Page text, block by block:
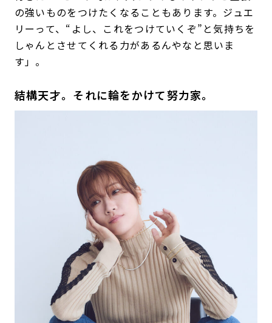
の強いものをつけたくなることもあります。ジュエ
リーって、“よし、これをつけていくぞ”と気持ちを
しゃんとさせてくれる力があるんやなと思いま
す」。
結構天才。それに輪をかけて努力家。